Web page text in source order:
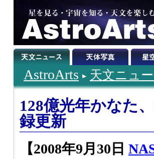
AstroArts 天文ニュ
128億光年かなた
録更新
【2008年9月30日